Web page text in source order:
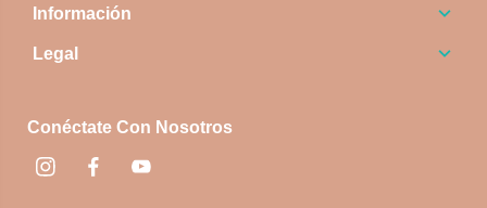
Información
Legal
Conéctate Con Nosotros
InstagramFacebookfooter.socialNetworks.youtube